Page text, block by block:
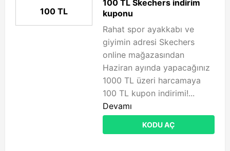
100 TL
100 TL Skechers indirim
kuponu
Rahat spor ayakkabı ve
giyimin adresi Skechers
online mağazasından
Haziran ayında yapacağınız
1000 TL üzeri harcamaya
100 TL kupon indirimi!...
Devamı
KODU AÇ